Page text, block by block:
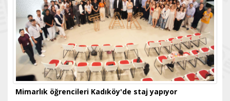
Mimarlık öğrencileri Kadıköy'de staj yapıyor